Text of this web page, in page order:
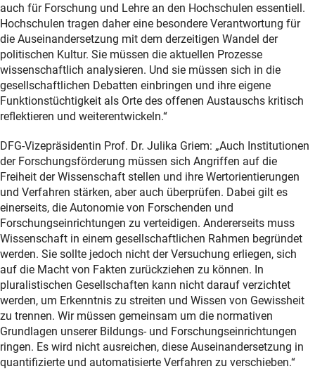
auch für Forschung und Lehre an den Hochschulen essentiell.
Hochschulen tragen daher eine besondere Verantwortung für
die Auseinandersetzung mit dem derzeitigen Wandel der
politischen Kultur. Sie müssen die aktuellen Prozesse
wissenschaftlich analysieren. Und sie müssen sich in die
gesellschaftlichen Debatten einbringen und ihre eigene
Funktionstüchtigkeit als Orte des offenen Austauschs kritisch
reflektieren und weiterentwickeln.“
DFG-Vizepräsidentin Prof. Dr. Julika Griem: „Auch Institutionen
der Forschungsförderung müssen sich Angriffen auf die
Freiheit der Wissenschaft stellen und ihre Wertorientierungen
und Verfahren stärken, aber auch überprüfen. Dabei gilt es
einerseits, die Autonomie von Forschenden und
Forschungseinrichtungen zu verteidigen. Andererseits muss
Wissenschaft in einem gesellschaftlichen Rahmen begründet
werden. Sie sollte jedoch nicht der Versuchung erliegen, sich
auf die Macht von Fakten zurückziehen zu können. In
pluralistischen Gesellschaften kann nicht darauf verzichtet
werden, um Erkenntnis zu streiten und Wissen von Gewissheit
zu trennen. Wir müssen gemeinsam um die normativen
Grundlagen unserer Bildungs- und Forschungseinrichtungen
ringen. Es wird nicht ausreichen, diese Auseinandersetzung in
quantifizierte und automatisierte Verfahren zu verschieben.“